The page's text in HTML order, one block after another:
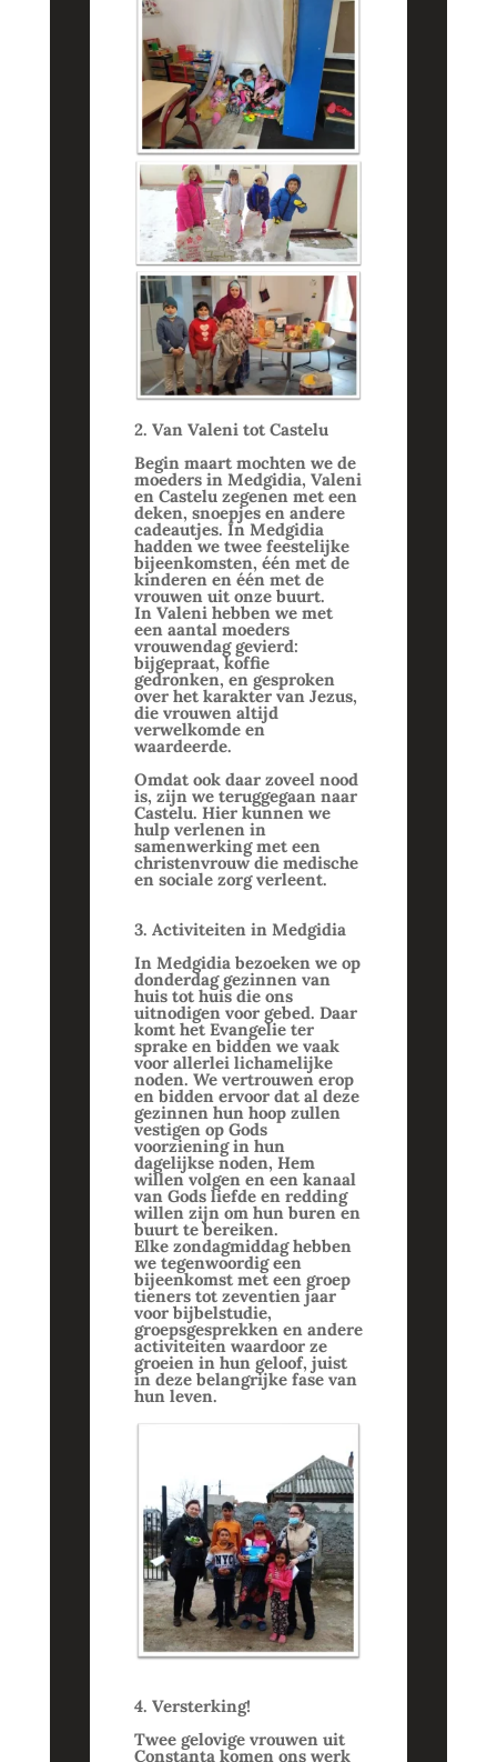
2. Van Valeni tot Castelu
Begin maart mochten we de
moeders in Medgidia, Valeni
en Castelu zegenen met een
deken, snoepjes en andere
cadeautjes. In Medgidia
hadden we twee feestelijke
bijeenkomsten, één met de
kinderen en één met de
vrouwen uit onze buurt.
In Valeni hebben we met
een aantal moeders
vrouwendag gevierd:
bijgepraat, koffie
gedronken, en gesproken
over het karakter van Jezus,
die vrouwen altijd
verwelkomde en
waardeerde.
Omdat ook daar zoveel nood
is, zijn we teruggegaan naar
Castelu. Hier kunnen we
hulp verlenen in
samenwerking met een
christenvrouw die medische
en sociale zorg verleent.
3. Activiteiten in Medgidia
In Medgidia bezoeken we op
donderdag gezinnen van
huis tot huis die ons
uitnodigen voor gebed. Daar
komt het Evangelie ter
sprake en bidden we vaak
voor allerlei lichamelijke
noden. We vertrouwen erop
en bidden ervoor dat al deze
gezinnen hun hoop zullen
vestigen op Gods
voorziening in hun
dagelijkse noden, Hem
willen volgen en een kanaal
van Gods liefde en redding
willen zijn om hun buren en
buurt te bereiken.
Elke zondagmiddag hebben
we tegenwoordig een
bijeenkomst met een groep
tieners tot zeventien jaar
voor bijbelstudie,
groepsgesprekken en andere
activiteiten waardoor ze
groeien in hun geloof, juist
in deze belangrijke fase van
hun leven.
4. Versterking!
Twee gelovige vrouwen uit
Constanța komen ons werk